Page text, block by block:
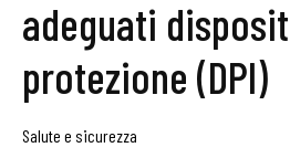
adeguati
protezione (DPI)
Salute e sicurezza